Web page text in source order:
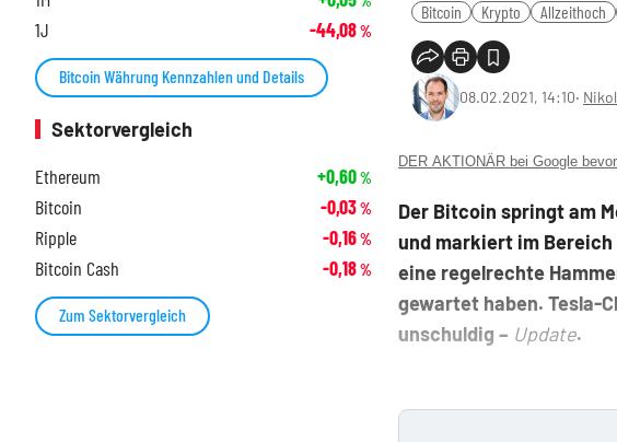
Bitcoin Krypto Allzeithoch
08.02.2021, 14:10‧
DER AKTIONÄR bei Google
Der Bitcoin springt am
und markiert im
eine regelrechte
gewartet haben. Tesla-
unschuldig – Update.
1J -44,08%
Bitcoin Währung Kennzahlen und Details
Sektorvergleich
Ethereum
+0,60%
Bitcoin -0,03%
Ripple -0,16%
Bitcoin Cash -0,18%
Zum Sektorvergleich